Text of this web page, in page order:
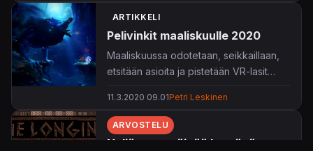
ARTIKKELI
Pelivinkit maaliskuulle 2020
Maaliskuussa odotetaan, seikkaillaan,
etsitään asioita ja pistetään VR-lasit
11.3.2020 09.01Petri Leskinen
ARVOSTELU
Neljäsataa päivää kestävä